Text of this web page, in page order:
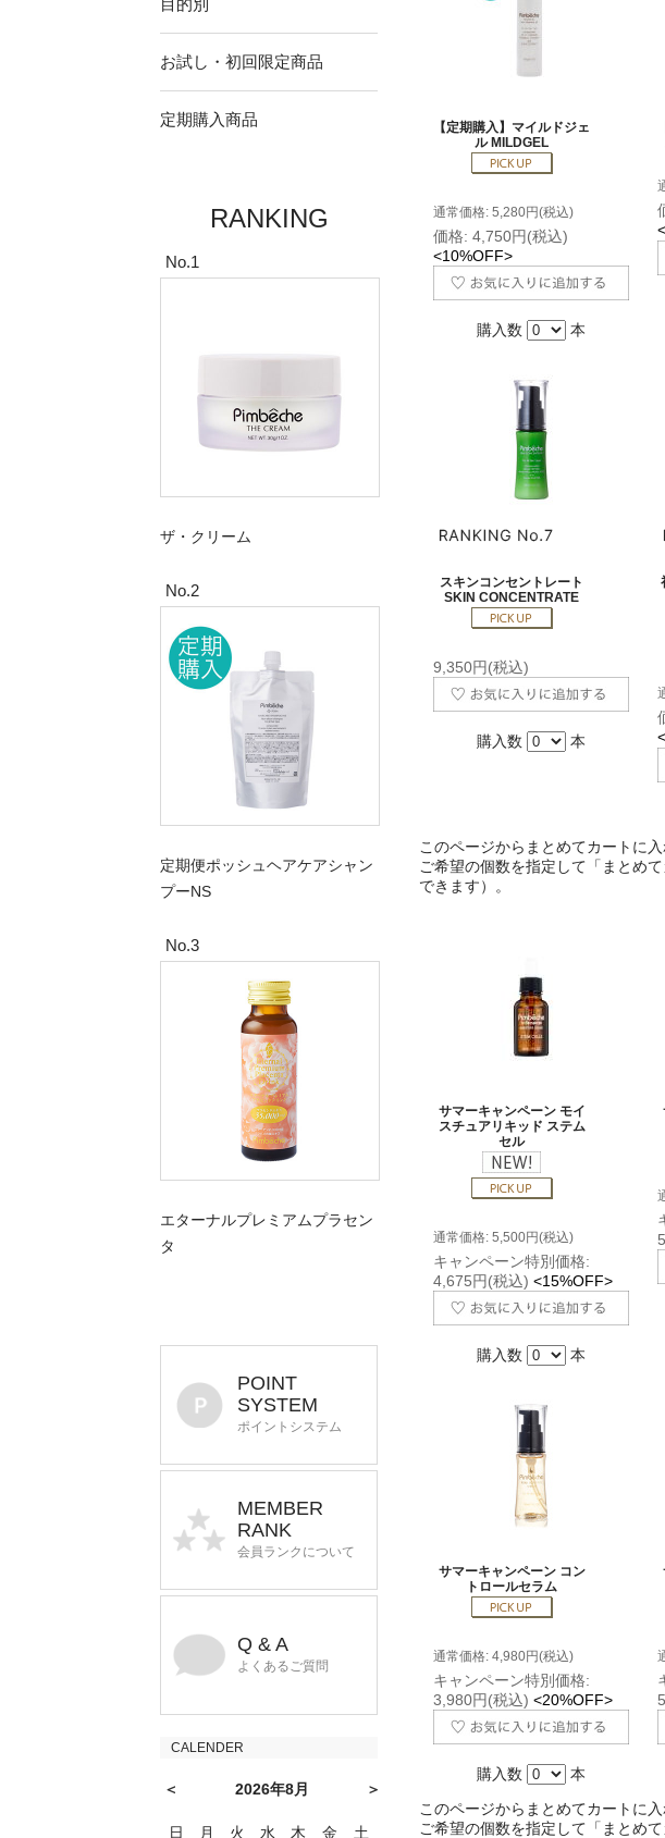
お試し・初回限定商品
定期購入商品
RANKING
No.1
ザ・クリーム
No.2
定期便ポッシュヘアケアシャン
プーNS
No.3
エターナルプレミアムプラセン
タ
POINT
SYSTEM
ポイントシステム
MEMBER
RANK
会員ランクについて
Q & A
よくあるご質問
CALENDER
＜ 2026年8月 ＞
日 月 火 水 木 金
土
【定期購入】マイルドジェ
ル MILDGEL
通常価格: 5,280円(税込)
価格: 4,750円(税込)
<10%OFF>
購入数 本
スキンコンセントレート
SKIN CONCENTRATE
9,350円(税込)
購入数 本
このページからまとめてカートに入
ご希望の個数を指定して「まとめ
できます）。
サマーキャンペーン モイ
スチュアリキッド ステム
セル
通常価格: 5,500円(税込)
キャンペーン特別価格:
4,675円(税込) <15%OFF>
購入数 本
サマーキャンペーン コン
トロールセラム
通常価格: 4,980円(税込)
キャンペーン特別価格:
3,980円(税込) <20%OFF>
購入数 本
このページからまとめてカートに入
ご希望の個数を指定して「まとめ